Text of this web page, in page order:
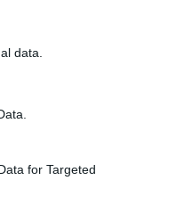
data.
for Targeted